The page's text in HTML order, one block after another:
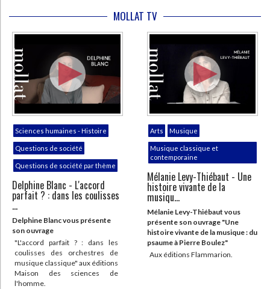
CHARGEMENT...
MOLLAT TV
Sciences humaines - Histoire
Questions de société
Questions de société par thème
Delphine Blanc - L'accord
parfait ? : dans les coulisses
...
Delphine Blanc vous présente
son ouvrage
"L'accord parfait ? : dans les
coulisses des orchestres de
musique classique" aux éditions
Maison des sciences de
l'homme.
Arts Musique
Musique classique et
contemporaine
Mélanie Levy-Thiébaut - Une
histoire vivante de la
musiqu...
Mélanie Levy-Thiébaut vous
présente son ouvrage "Une
histoire vivante de la musique : du
psaume à Pierre Boulez"
Aux éditions Flammarion.